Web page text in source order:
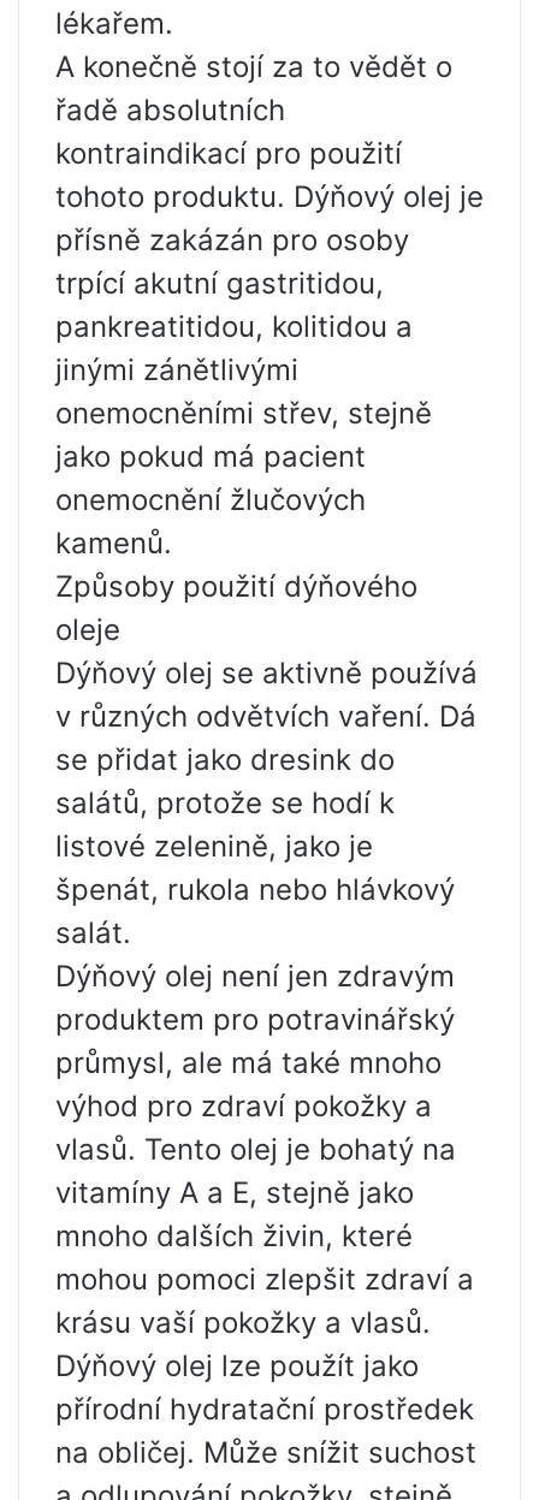
lékařem.
A konečně stojí za to vědět o
řadě absolutních
kontraindikací pro použití
tohoto produktu. Dýňový olej je
přísně zakázán pro osoby
trpící akutní gastritidou,
pankreatitidou, kolitidou a
jinými zánětlivými
onemocněními střev, stejně
jako pokud má pacient
onemocnění žlučových
kamenů.
Způsoby použití dýňového
oleje
Dýňový olej se aktivně používá
v různých odvětvích vaření. Dá
se přidat jako dresink do
salátů, protože se hodí k
listové zelenině, jako je
špenát, rukola nebo hlávkový
salát.
Dýňový olej není jen zdravým
produktem pro potravinářský
průmysl, ale má také mnoho
výhod pro zdraví pokožky a
vlasů. Tento olej je bohatý na
vitamíny A a E, stejně jako
mnoho dalších živin, které
mohou pomoci zlepšit zdraví a
krásu vaší pokožky a vlasů.
Dýňový olej lze použít jako
přírodní hydratační prostředek
na obličej. Může snížit suchost